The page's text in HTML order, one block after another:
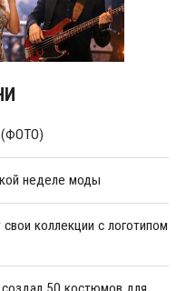
(ФОТО)
неделе моды
коллекции с логотипом